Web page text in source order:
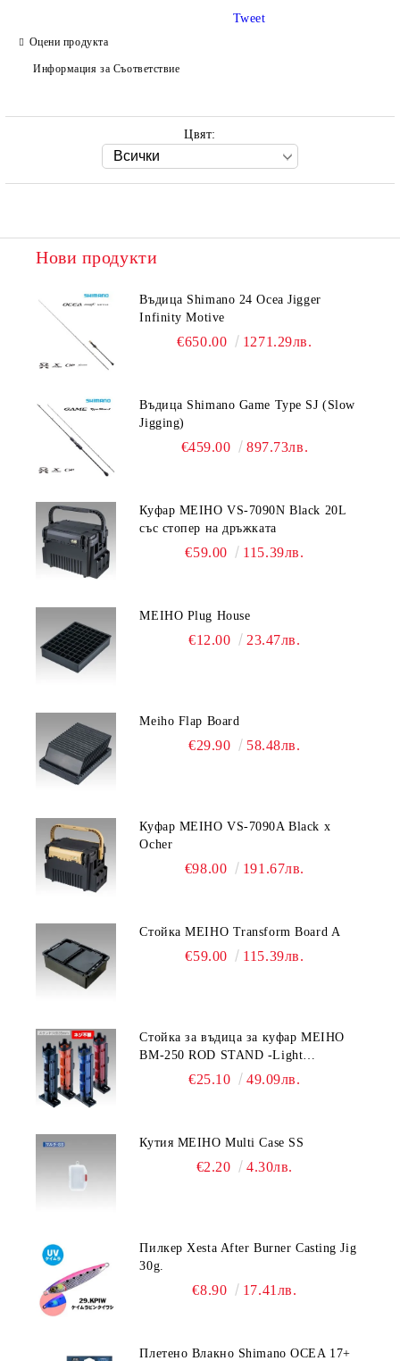
Ние ще се свържем с вас в рамките на работния ден.
Оцени продукта
Информация за Съответствие
Tweet
Цвят:
Нови продукти
Въдица Shimano 24 Ocea Jigger
Infinity Motive
€650.00 1271.29лв.
Въдица Shimano Game Type SJ (Slow
Jigging)
€459.00 897.73лв.
Куфар MEIHO VS-7090N Black 20L
със стопер на дръжката
€59.00 115.39лв.
MEIHO Plug House
€12.00 23.47лв.
Meiho Flap Board
€29.90 58.48лв.
Куфар MEIHO VS-7090A Black x
Ocher
€98.00 191.67лв.
Стойка MEIHO Transform Board A
€59.00 115.39лв.
Стойка за въдица за куфар MEIHO
BM-250 ROD STAND -Light
Blue/Black color
€25.10 49.09лв.
Кутия MEIHO Multi Case SS
€2.20 4.30лв.
Пилкер Xesta After Burner Casting Jig
30g.
€8.90 17.41лв.
Плетено Влакно Shimano OCEA 17+